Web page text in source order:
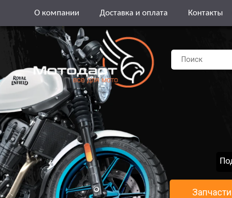
О компании Доставка и оплата Контакты
Запчасти